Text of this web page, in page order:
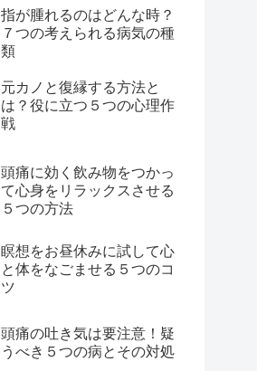
指が腫れるのはどんな時？
７つの考えられる病気の種
類
元カノと復縁する方法と
は？役に立つ５つの心理作
戦
頭痛に効く飲み物をつかっ
て心身をリラックスさせる
５つの方法
瞑想をお昼休みに試して心
と体をなごませる５つのコ
ツ
頭痛の吐き気は要注意！疑
うべき５つの病とその対処